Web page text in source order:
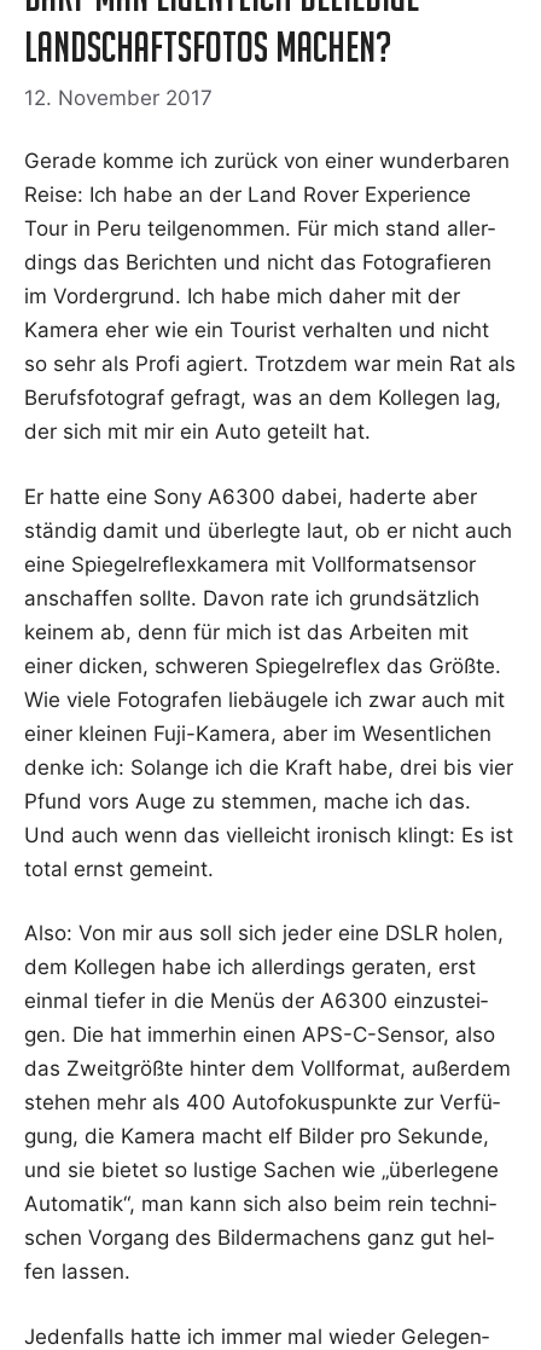
Landschaftsfotos machen?
12. November 2017
Gera­de kom­me ich zurück von einer wun­der­ba­ren
Rei­se: Ich habe an der Land Rover Expe­ri­ence
Tour in Peru teil­ge­nom­men. Für mich stand aller­
dings das Berich­ten und nicht das Foto­gra­fie­ren
im Vor­der­grund. Ich habe mich daher mit der
Kame­ra eher wie ein Tou­rist ver­hal­ten und nicht
so sehr als Pro­fi agiert. Trotz­dem war mein Rat als
Berufs­fo­to­graf gefragt, was an dem Kol­le­gen lag,
der sich mit mir ein Auto geteilt hat.
Er hat­te eine Sony A6300 dabei, hader­te aber
stän­dig damit und über­leg­te laut, ob er nicht auch
eine Spie­gel­re­flex­ka­me­ra mit Voll­for­mat­sen­sor
anschaf­fen soll­te. Davon rate ich grund­sätz­lich
kei­nem ab, denn für mich ist das Arbei­ten mit
einer dicken, schwe­ren Spie­gel­re­flex das Größ­te.
Wie vie­le Foto­gra­fen lieb­äu­ge­le ich zwar auch mit
einer klei­nen Fuji-Kame­ra, aber im Wesent­li­chen
den­ke ich: Solan­ge ich die Kraft habe, drei bis vier
Pfund vors Auge zu stem­men, mache ich das.
Und auch wenn das viel­leicht iro­nisch klingt: Es ist
total ernst gemeint.
Also: Von mir aus soll sich jeder eine DSLR holen,
dem Kol­le­gen habe ich aller­dings gera­ten, erst
ein­mal tie­fer in die Menüs der A6300 ein­zu­stei­
gen. Die hat immer­hin einen APS-C-Sen­sor, also
das Zweit­größ­te hin­ter dem Voll­for­mat, außer­dem
ste­hen mehr als 400 Auto­fo­kus­punk­te zur Ver­fü­
gung, die Kame­ra macht elf Bil­der pro Sekun­de,
und sie bie­tet so lus­ti­ge Sachen wie „über­le­ge­ne
Auto­ma­tik“, man kann sich also beim rein tech­ni­
schen Vor­gang des Bil­der­ma­chens ganz gut hel­
fen lassen.
Jeden­falls hat­te ich immer mal wie­der Gele­gen­